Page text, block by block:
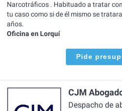
Narcotráficos . Habituado a tratar
tu caso como si de él mismo se
años.
Oficina en Lorquí
Pide
CJM
Despacho de